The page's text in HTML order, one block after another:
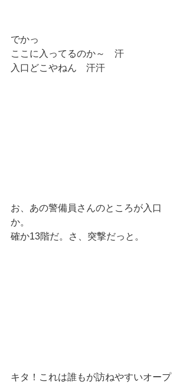
でかっ
ここに入ってるのか～　汗
入口どこやねん　汗汗
お、あの警備員さんのところが入口
か。
確か13階だ。さ、突撃だっと。
キタ！これは誰もが訪ねやすいオープ